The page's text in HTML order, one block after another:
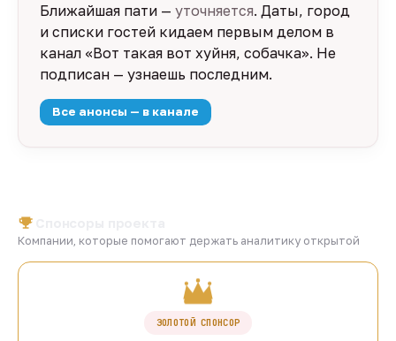
Ближайшая пати — уточняется. Даты, город
и списки гостей кидаем первым делом в
канал «Вот такая вот хуйня, собачка». Не
подписан — узнаешь последним.
Все анонсы — в канале
Компании, которые помогают держать аналитику открытой
ЗОЛОТОЙ СПОНСОР